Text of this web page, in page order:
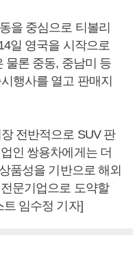
을 중심으로 티볼리
일 영국을 시작으로
물론 중동, 중남미 등
행사를 열고 판매지
전반적으로 SUV 판
인 쌍용차에게는 더
품성을 기반으로 해외
문기업으로 도약할
트 임수정 기자]